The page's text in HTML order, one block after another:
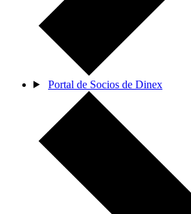
Portal de Socios de Dinex